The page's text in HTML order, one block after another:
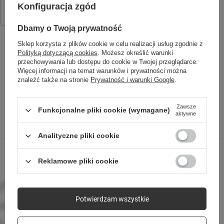
Pasek silikonowy KW-520 rózowy
44,90 zł
SPRAWDŹ TAKŻE
Następny z tej kategorii
Konfiguracja zgód
Dbamy o Twoją prywatność
Sklep korzysta z plików cookie w celu realizacji usług zgodnie z
Polityką dotyczącą cookies. Możesz określić warunki
przechowywania lub dostępu do cookie w Twojej przeglądarce.
Więcej informacji na temat warunków i prywatności można
znaleźć także na stronie Prywatność i warunki Google.
Funkcjonalne pliki cookie (wymagane)
Zawsze
aktywne
Analityczne pliki cookie
Reklamowe pliki cookie
Potwierdzam wszystkie